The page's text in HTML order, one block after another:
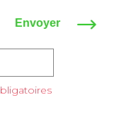
Envoyer